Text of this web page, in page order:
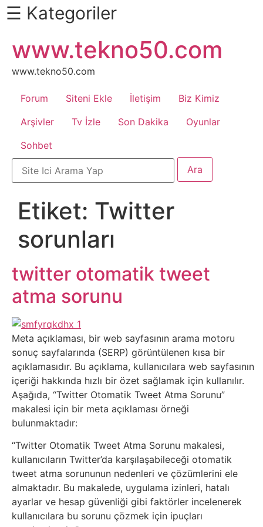
Daha
Fazlası
İçin
Kaydır
Android
Apk
Arabalar
Bankacılık
İşlemleri
Belgesel
Bilgi
Bilgisayar
Bilim
Bitcoin
Bitkiler
Çizgi
Film
Diğer
☰ Kategoriler
atla
www.tekno50.com
www.tekno50.com
Forum Siteni Ekle İletişim
Biz Kimiz
Arşivler
Tv İzle Son Dakika
Oyunlar
Sohbet
Etiket: Twitter
sorunları
twitter otomatik tweet
atma sorunu
Meta açıklaması, bir web sayfasının arama motoru
sonuç sayfalarında (SERP) görüntülenen kısa bir
açıklamasıdır. Bu açıklama, kullanıcılara web sayfasının
içeriği hakkında hızlı bir özet sağlamak için kullanılır.
Aşağıda, “Twitter Otomatik Tweet Atma Sorunu”
makalesi için bir meta açıklaması örneği
bulunmaktadır:
“Twitter Otomatik Tweet Atma Sorunu makalesi,
kullanıcıların Twitter’da karşılaşabileceği otomatik
tweet atma sorununun nedenleri ve çözümlerini ele
almaktadır. Bu makalede, uygulama izinleri, hatalı
ayarlar ve hesap güvenliği gibi faktörler incelenerek
kullanıcılara bu sorunu çözmek için ipuçları